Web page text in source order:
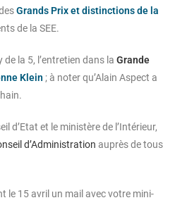
Grands Prix et distinctions de la
de la SEE.
la 5, l’entretien dans la Grande
Klein ; à noter qu’Alain Aspect a
d’Etat et le ministère de l’Intérieur,
d’Administration auprès de tous
le 15 avril un mail avec votre mini-